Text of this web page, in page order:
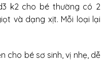
k2 cho bé thường có 2
và dạng xịt. Mỗi loại lại
cho bé sơ sinh, vị nhẹ, dễ